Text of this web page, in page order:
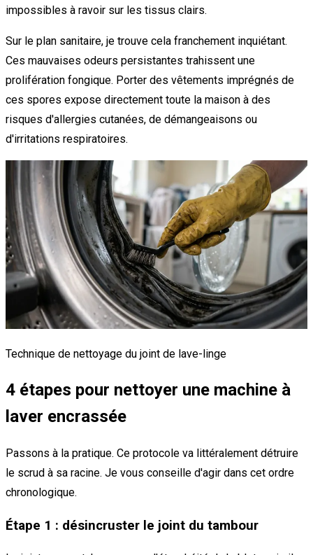
impossibles à ravoir sur les tissus clairs.
Sur le plan sanitaire, je trouve cela franchement inquiétant.
Ces mauvaises odeurs persistantes trahissent une
prolifération fongique. Porter des vêtements imprégnés de
ces spores expose directement toute la maison à des
risques d'allergies cutanées, de démangeaisons ou
d'irritations respiratoires.
Technique de nettoyage du joint de lave-linge
4 étapes pour nettoyer une machine à
laver encrassée
Passons à la pratique. Ce protocole va littéralement détruire
le scrud à sa racine. Je vous conseille d'agir dans cet ordre
chronologique.
Étape 1 : désincruster le joint du tambour